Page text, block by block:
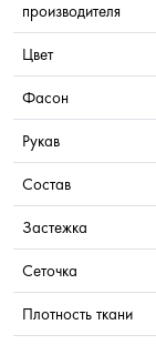
производителя
Цвет
Фасон
Рукав
Состав
Застежка
Сеточка
Плотность ткани